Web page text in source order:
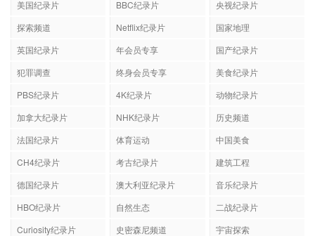
美国纪录片 BBC纪录片
央视纪录片
探索频道
Netflix纪录片
国家地理
英国纪录片
年会员专享
国产纪录片
犯罪调查
终身会员专享
美食纪录片
PBS纪录片
4K纪录片
动物纪录片
加拿大纪录片
NHK纪录片
历史频道
法国纪录片
体育运动
中国美食
CH4纪录片
考古纪录片
建筑工程
德国纪录片
澳大利亚纪录片
音乐纪录片
HBO纪录片
自然生态
二战纪录片
Curiosity纪录片
史密森尼频道
宇宙探索